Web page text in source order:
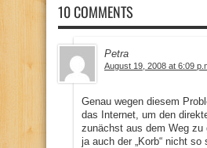
10 COMMENTS
Petra
August 19, 2008 at 6:09
Genau wegen diesem
das Internet, um den
zunächst aus dem Weg zu
ja auch der „Korb“ nicht so